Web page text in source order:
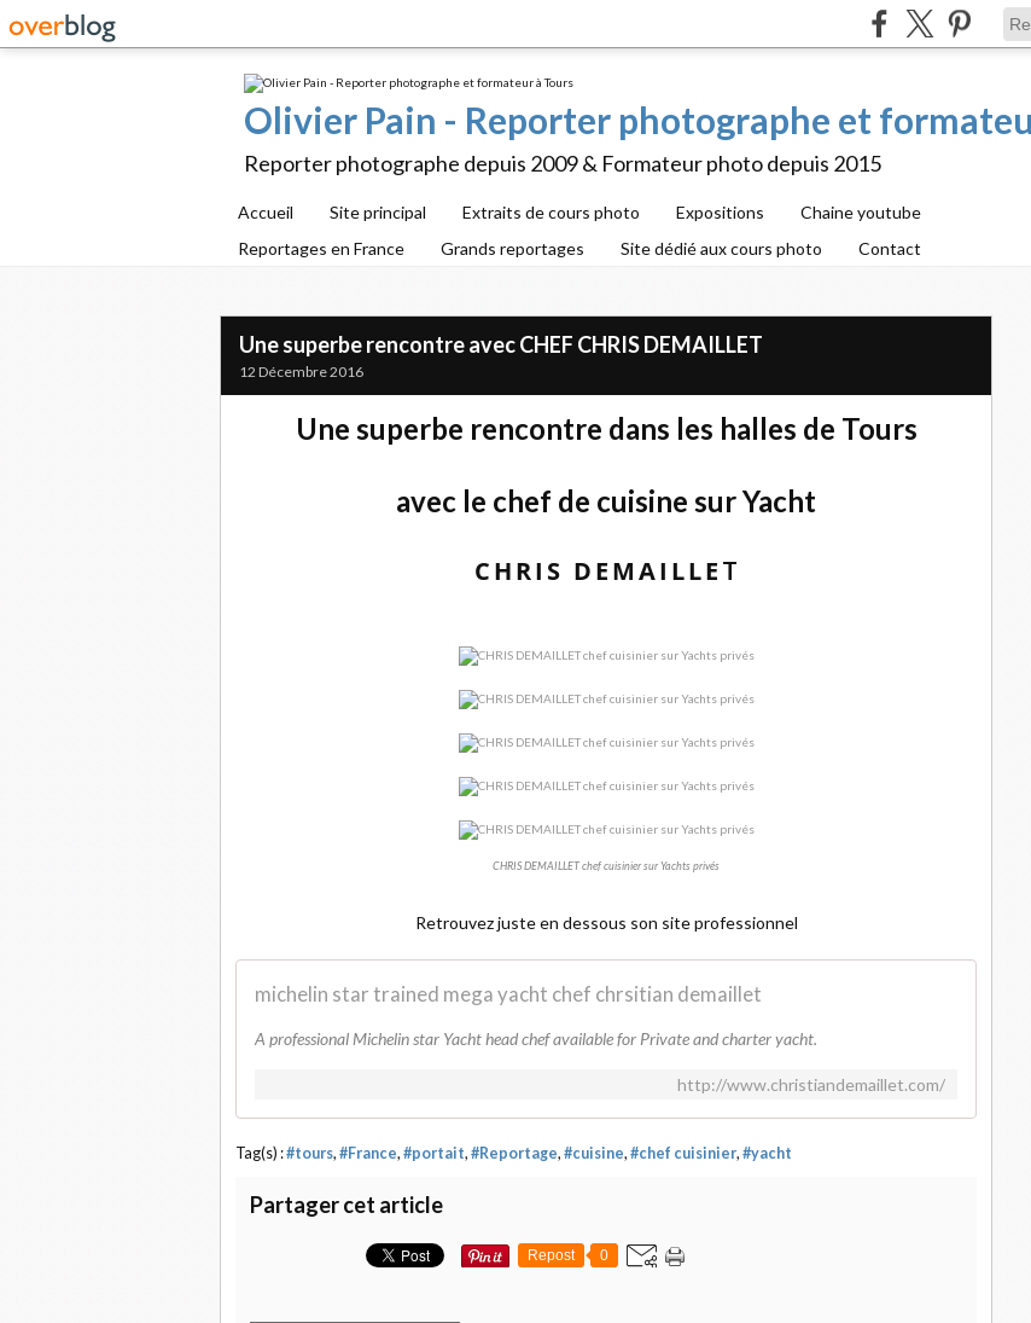
Olivier Pain - Reporter photographe et
Reporter photographe depuis 2009 & Formateur photo depuis 2015
Accueil Site principal Extraits de cours photo Expositions
Chaine youtube
Reportages en France
Grands reportages Site dédié aux cours photo Contact
Une superbe rencontre avec CHEF CHRIS DEMAILLET
12 Décembre 2016
Une superbe rencontre dans les halles de Tours
avec le chef de cuisine sur Yacht
CHRIS DEMAILLE T
CHRIS DEMAILLET chef cuisinier sur Yachts privés
Retrouvez juste en dessous son site professionnel
michelin star trained mega yacht chef chrsitian demaillet
A professional Michelin star Yacht head chef available for Private and charter yacht.
http://www.christiandemaillet.com/
Tag(s) :#tours, #France, #portait, #Reportage, #cuisine, #chef cuisinier, #yacht
Partager cet article
Repost 0